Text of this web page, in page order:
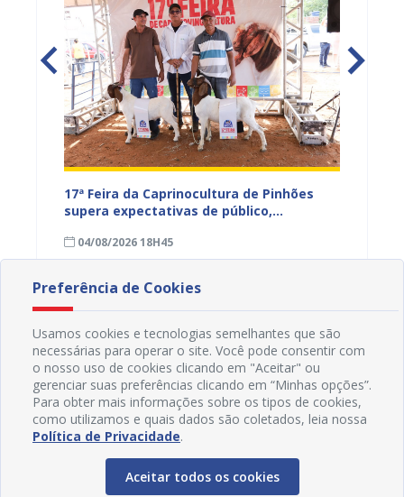
17ª Feira da Caprinocultura de Pinhões
supera expectativas de público,
04/08/2026 18H45
Preferência de Cookies
Usamos cookies e tecnologias semelhantes que são
necessárias para operar o site. Você pode consentir com
o nosso uso de cookies clicando em "Aceitar" ou
gerenciar suas preferências clicando em “Minhas opções”.
Para obter mais informações sobre os tipos de cookies,
como utilizamos e quais dados são coletados, leia nossa
Política de Privacidade.
Aceitar todos os cookies